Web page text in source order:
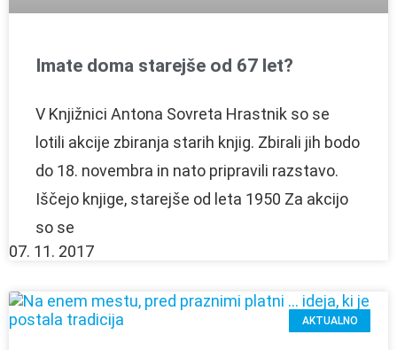
Imate doma starejše od 67 let?
V Knjižnici Antona Sovreta Hrastnik so se
lotili akcije zbiranja starih knjig. Zbirali jih bodo
do 18. novembra in nato pripravili razstavo.
Iščejo knjige, starejše od leta 1950 Za akcijo
so se
07. 11. 2017
AKTUALNO